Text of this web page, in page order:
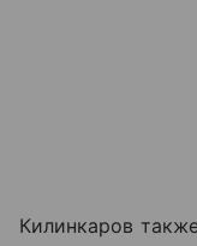
Килинкаров